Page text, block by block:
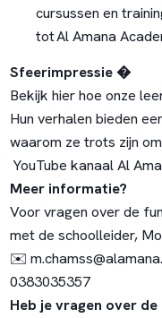
cursussen en
totAl Amana
Sfeerimpressie �
Bekijk hier hoe onze
Hun verhalen bieden
waarom ze trots zijn
YouTube kanaal Al
Meer informatie?
Voor vragen over de
met de schoolleider,
✉️
0383035357
Heb je vragen over